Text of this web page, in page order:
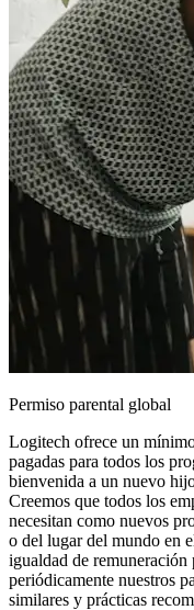
Permiso parental global
Logitech ofrece un
pagadas para todos los
bienvenida a un nuevo
Creemos que todos los
necesitan como nuevos
o del lugar del mundo en
igualdad de
periódicamente nuestros
similares y prácticas